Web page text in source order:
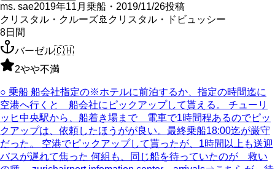
ms. sae2019年11月乗船・2019/11/26投稿
クリスタル・クルーズ🚢 クリスタル・ドビュッシー
8日間
バーゼル🇨🇭
2やや不満
○ 乗船 船会社指定の※ホテルに前泊するか、指定の時間迄に
空港へ行くと 船会社にピックアップして貰える。 チューリ
ッヒ中央駅から、船着き場まで 電車で1時間程あるのでピッ
クアップは、依頼したほうがが良い。最終乗船18:00迄が厳守
だった。 空港でピックアップして貰ったが、1時間以上も送迎
バスが遅れて焦った 何組も、同じ船を待っていたのが 救い